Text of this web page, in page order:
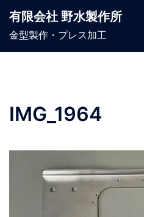
ン
有限会社 野水製作所
金型製作・プレス加工
IMG_1964